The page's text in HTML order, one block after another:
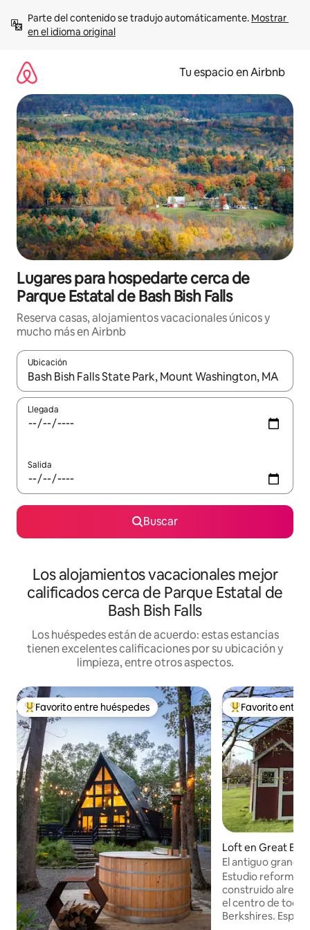
contenido
Parte del contenido se tradujo automáticamente. Mostrar
en el idioma original
Tu espacio en Airbnb
Lugares para hospedarte cerca de
Parque Estatal de Bash Bish Falls
Reserva casas, alojamientos vacacionales únicos y
mucho más en Airbnb
Ubicación
Cuando los resultados estén disponibles, podrás navegar
Llegada
Salida
Buscar
Los alojamientos vacacionales mejor
calificados cerca de Parque Estatal de
Bash Bish Falls
Los huéspedes están de acuerdo: estas estancias
tienen excelentes calificaciones por su ubicación y
limpieza, entre otros aspectos.
De los mejores en Favorito entre huéspedes
Favorito entre huéspedes De los mejores
Favorito entre
Loft en Great
El antiguo
Estudio
construido
el centro de
Berkshires. Espacio luminoso y soleado